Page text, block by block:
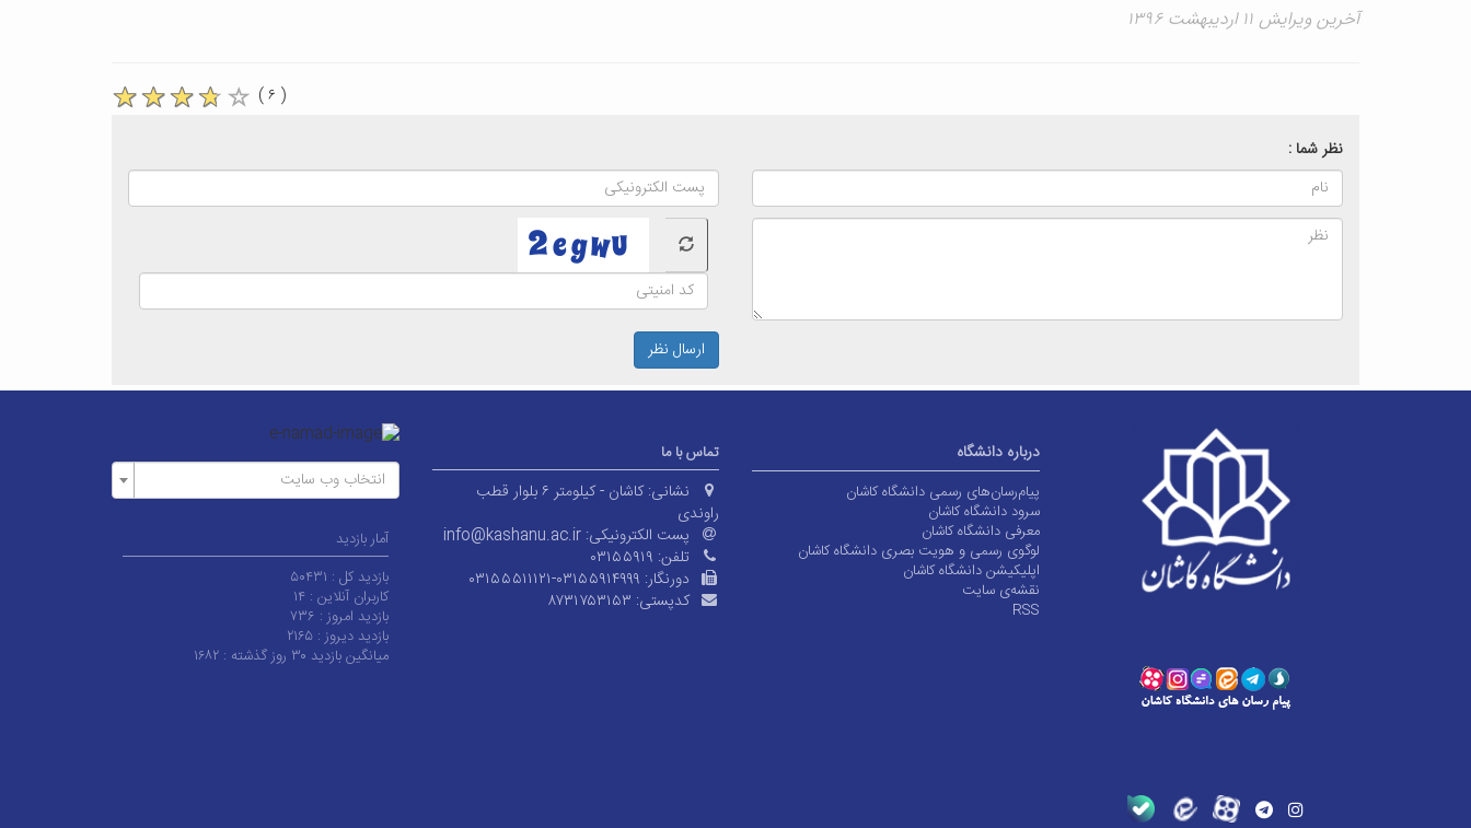
آخرین ویرایش ۱۱ اردیبهشت ۱۳۹۶
( ۶ )
نظر شما :
ارسال نظر
درباره دانشگاه
پیام‌رسان‌های رسمی دانشگاه کاشان
سرود دانشگاه کاشان
معرفی دانشگاه کاشان
لوگوی رسمی و هویت بصری دانشگاه کاشان
اپلیکیشن دانشگاه کاشان
نقشه‌ی سایت
RSS
تماس با ما
نشانی:
کاشان - کیلومتر ۶ بلوار قطب
راوندی
پست الکترونیکی: info@kashanu.ac.ir
تلفن: ۰۳۱۵۵۹۱۹
دورنگار: ۰۳۱۵۵۵۱۱۱۲۱-۰۳۱۵۵۹۱۴۹۹۹
کدپستی: ۸۷۳۱۷۵۳۱۵۳
انتخاب وب سایت
آمار بازدید
بازدید کل : ۵۰۴۳۱
کاربران آنلاین : ۱۴
بازدید امروز : ۷۳۶
بازدید دیروز :۲۱۶۵
میانگین بازدید ۳۰ روز گذشته :
۱۶۸۲